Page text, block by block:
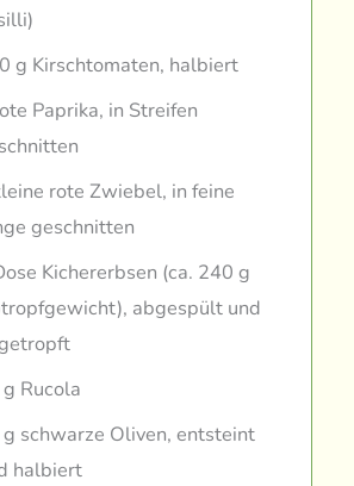
g Kirschtomaten, halbiert
Paprika, in Streifen
rote Zwiebel, in feine
geschnitten
Kichererbsen (ca. 240 g
abgespült und
Rucola
schwarze Oliven, entsteint
halbiert